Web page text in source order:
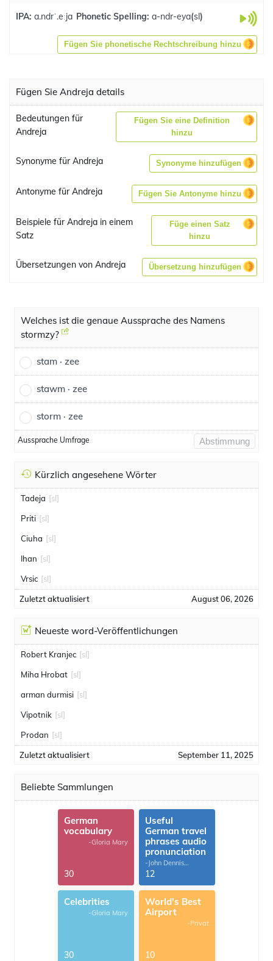
IPA: a.ndrˈ.eːja Phonetic Spelling: a-ndr-eya(sl)
Fügen Sie phonetische Rechtschreibung hinzu
Fügen Sie Andreja details
Bedeutungen für
Andreja
Fügen Sie eine Definition
hinzu
Synonyme für Andreja Synonyme hinzufügen
Antonyme für Andreja Fügen Sie Antonyme hinzu
Beispiele für Andreja in einem
Satz
Füge einen Satz
hinzu
Übersetzungen von Andreja Übersetzung hinzufügen
Welches ist die genaue Aussprache des Namens
stormzy?
stam · zee
stawm · zee
storm · zee
Aussprache Umfrage Abstimmung
Kürzlich angesehene Wörter
Tadeja [sl]
Priti [sl]
Ciuha [sl]
Ihan [sl]
Vrsic [sl]
Zuletzt aktualisiert August 06, 2026
Neueste word-Veröffentlichungen
Robert Kranjec [sl]
Miha Hrobat [sl]
arman durmisi [sl]
Vipotnik [sl]
Prodan [sl]
Zuletzt aktualisiert September 11, 2025
Beliebte Sammlungen
German
vocabulary
-Gloria Mary
30
Useful
German travel
phrases audio
pronunciation
-John Dennis
G.Thomas
12
Celebrities
-Gloria Mary
30
World's Best
Airport
-Privat
10